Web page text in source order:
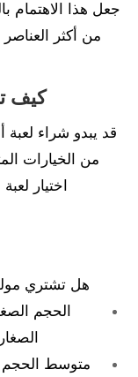
جعل هذا الاهتمام
من أكثر
كيف
قد يبدو شراء لعبة
من الخيارات
اختيار
هل تشتري